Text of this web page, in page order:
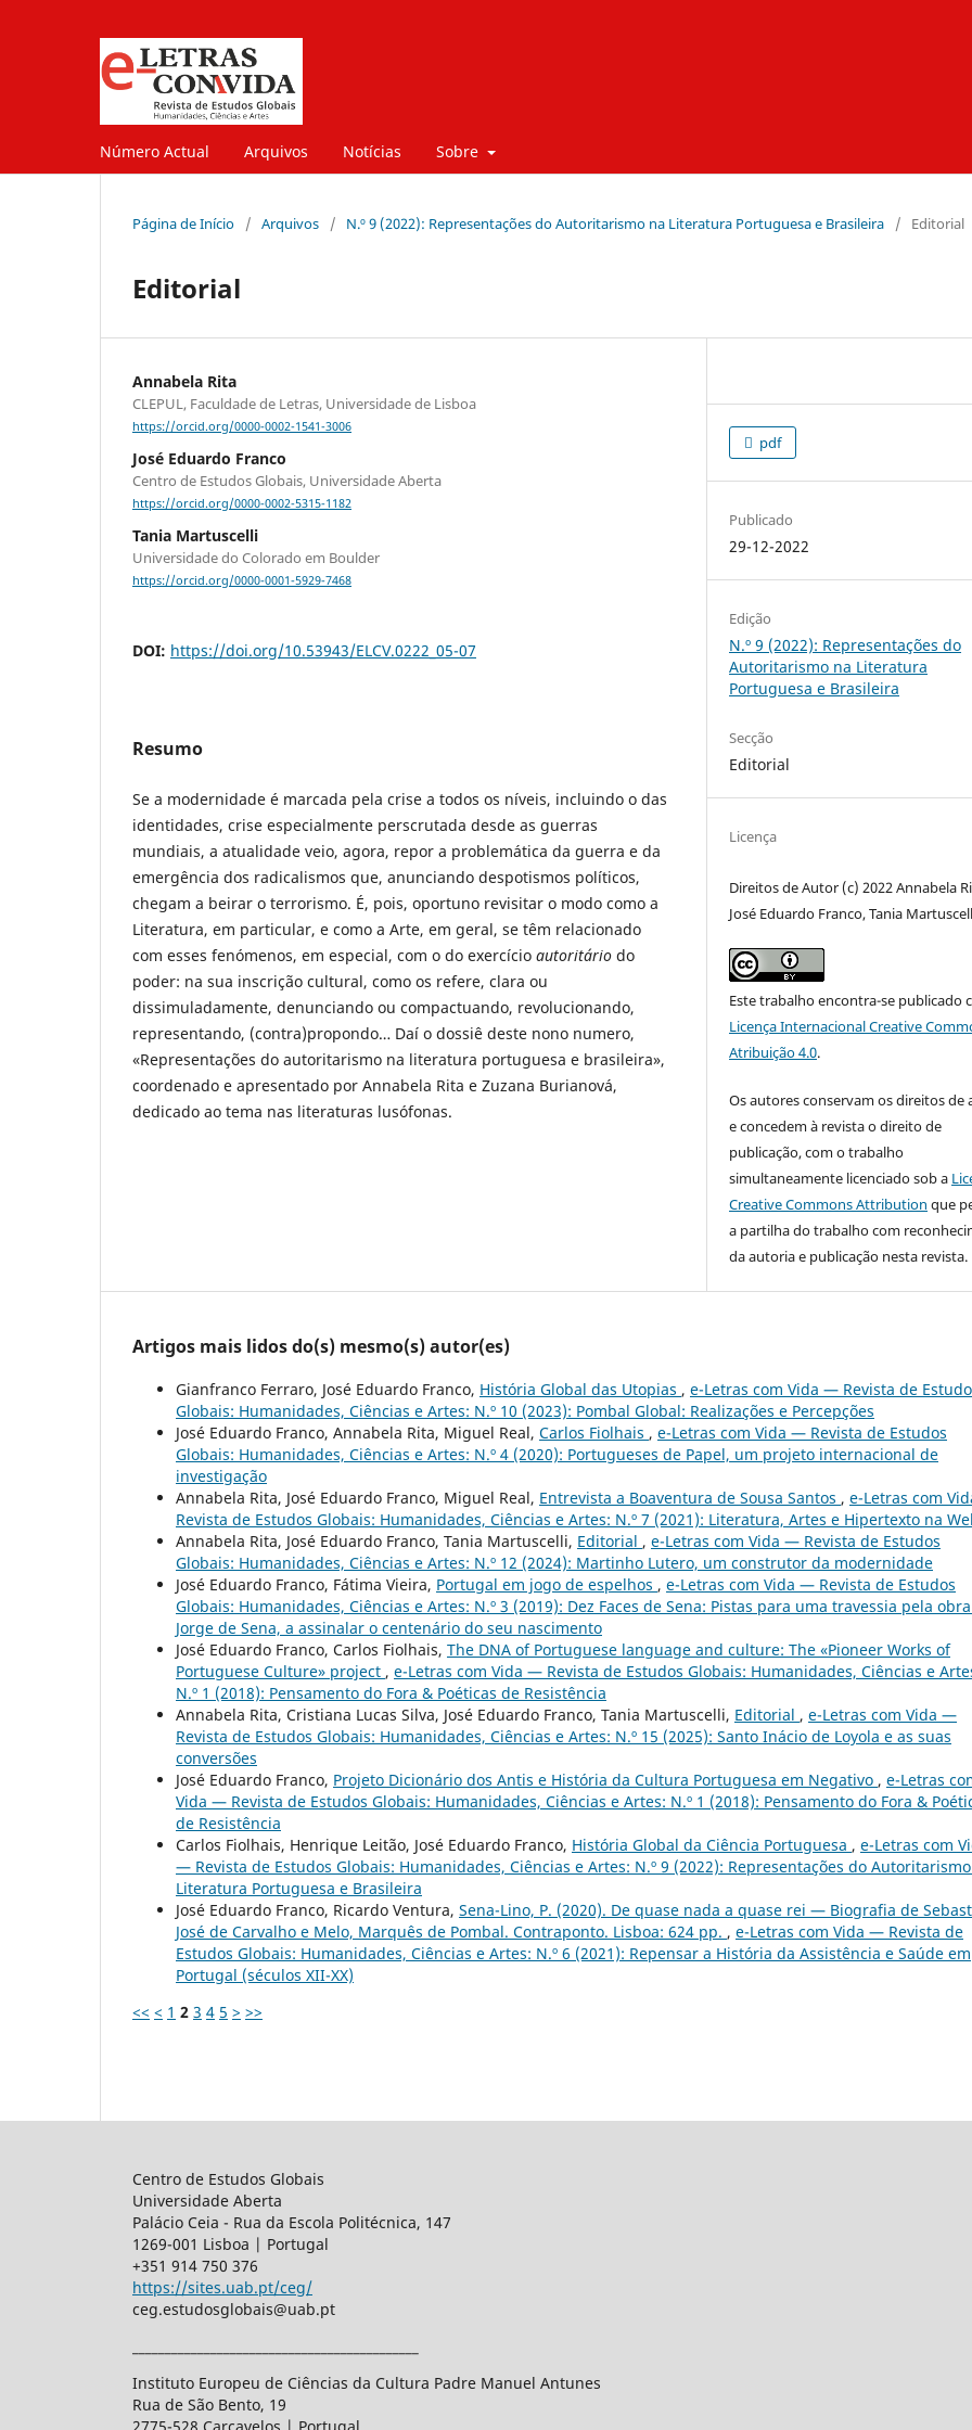
Número Actual Arquivos Notícias Sobre
Página de Início / Arquivos / N.º 9 (2022): Representações do Autoritarismo na Literatura Portuguesa e Brasileira / Editorial
Editorial
Annabela Rita
CLEPUL, Faculdade de Letras, Universidade de Lisboa
https://orcid.org/0000-0002-1541-3006
José Eduardo Franco
Centro de Estudos Globais, Universidade Aberta
https://orcid.org/0000-0002-5315-1182
Tania Martuscelli
Universidade do Colorado em Boulder
https://orcid.org/0000-0001-5929-7468
DOI: https://doi.org/10.53943/ELCV.0222_05-07
Resumo
Se a modernidade é marcada pela crise a todos os níveis, incluindo o das
identidades, crise especialmente perscrutada desde as guerras
mundiais, a atualidade veio, agora, repor a problemática da guerra e da
emergência dos radicalismos que, anunciando despotismos políticos,
chegam a beirar o terrorismo. É, pois, oportuno revisitar o modo como a
Literatura, em particular, e como a Arte, em geral, se têm relacionado
com esses fenómenos, em especial, com o do exercício autoritário do
poder: na sua inscrição cultural, como os refere, clara ou
dissimuladamente, denunciando ou compactuando, revolucionando,
representando, (contra)propondo… Daí o dossiê deste nono numero,
«Representações do autoritarismo na literatura portuguesa e brasileira»,
coordenado e apresentado por Annabela Rita e Zuzana Burianová,
dedicado ao tema nas literaturas lusófonas.
pdf
Publicado
29-12-2022
Edição
N.º 9 (2022): Representações do
Autoritarismo na Literatura
Portuguesa e Brasileira
Secção
Editorial
Licença
Direitos de Autor (c) 2022 Annabela
José Eduardo Franco, Tania
Este trabalho encontra-se publicado
Licença Internacional Creative
Atribuição 4.0.
Os autores conservam os direitos de
e concedem à revista o direito de
publicação, com o trabalho
simultaneamente licenciado sob a
Creative Commons Attribution que
a partilha do trabalho com
da autoria e publicação nesta revista.
Artigos mais lidos do(s) mesmo(s) autor(es)
Gianfranco Ferraro, José Eduardo Franco, História Global das Utopias , e-Letras com Vida — Revista de
Globais: Humanidades, Ciências e Artes: N.º 10 (2023): Pombal Global: Realizações e Percepções
José Eduardo Franco, Annabela Rita, Miguel Real, Carlos Fiolhais , e-Letras com Vida — Revista de Estudos
Globais: Humanidades, Ciências e Artes: N.º 4 (2020): Portugueses de Papel, um projeto internacional de
investigação
Annabela Rita, José Eduardo Franco, Miguel Real, Entrevista a Boaventura de Sousa Santos , e-Letras com
Revista de Estudos Globais: Humanidades, Ciências e Artes: N.º 7 (2021): Literatura, Artes e Hipertexto na
Annabela Rita, José Eduardo Franco, Tania Martuscelli, Editorial , e-Letras com Vida — Revista de Estudos
Globais: Humanidades, Ciências e Artes: N.º 12 (2024): Martinho Lutero, um construtor da modernidade
José Eduardo Franco, Fátima Vieira, Portugal em jogo de espelhos , e-Letras com Vida — Revista de Estudos
Globais: Humanidades, Ciências e Artes: N.º 3 (2019): Dez Faces de Sena: Pistas para uma travessia pela
Jorge de Sena, a assinalar o centenário do seu nascimento
José Eduardo Franco, Carlos Fiolhais, The DNA of Portuguese language and culture: The «Pioneer Works of
Portuguese Culture» project , e-Letras com Vida — Revista de Estudos Globais: Humanidades, Ciências e
N.º 1 (2018): Pensamento do Fora & Poéticas de Resistência
Annabela Rita, Cristiana Lucas Silva, José Eduardo Franco, Tania Martuscelli, Editorial , e-Letras com Vida —
Revista de Estudos Globais: Humanidades, Ciências e Artes: N.º 15 (2025): Santo Inácio de Loyola e as suas
conversões
José Eduardo Franco, Projeto Dicionário dos Antis e História da Cultura Portuguesa em Negativo , e-Letras
Vida — Revista de Estudos Globais: Humanidades, Ciências e Artes: N.º 1 (2018): Pensamento do Fora &
de Resistência
Carlos Fiolhais, Henrique Leitão, José Eduardo Franco, História Global da Ciência Portuguesa , e-Letras com
— Revista de Estudos Globais: Humanidades, Ciências e Artes: N.º 9 (2022): Representações do
Literatura Portuguesa e Brasileira
José Eduardo Franco, Ricardo Ventura, Sena-Lino, P. (2020). De quase nada a quase rei — Biografia de
José de Carvalho e Melo, Marquês de Pombal. Contraponto. Lisboa: 624 pp. , e-Letras com Vida — Revista de
Estudos Globais: Humanidades, Ciências e Artes: N.º 6 (2021): Repensar a História da Assistência e Saúde em
Portugal (séculos XII-XX)
<< < 1 2 3 4 5 > >>
Centro de Estudos Globais
Universidade Aberta
Palácio Ceia - Rua da Escola Politécnica, 147
1269-001 Lisboa | Portugal
+351 914 750 376
https://sites.uab.pt/ceg/
ceg.estudosglobais@uab.pt
Instituto Europeu de Ciências da Cultura Padre Manuel Antunes
Rua de São Bento, 19